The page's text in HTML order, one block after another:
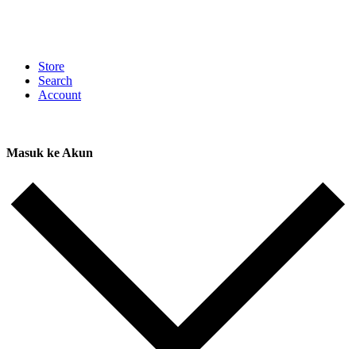
Store
Search
Account
Masuk ke Akun